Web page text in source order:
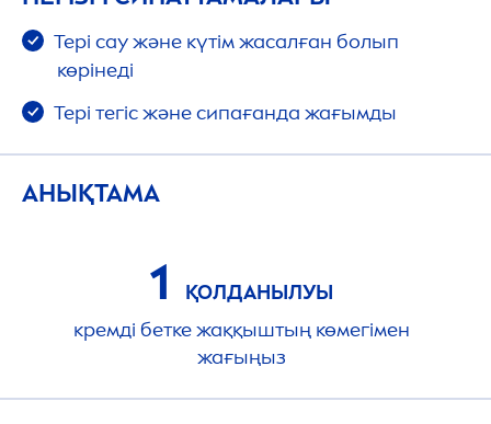
Тері сау және күтім жасалған болып
көрінеді
Тері тегіс және сипағанда жағымды
АНЫҚТАМА
1
ҚОЛДАНЫЛУЫ
кремді бетке жаққыштың көмегімен
жағыңыз